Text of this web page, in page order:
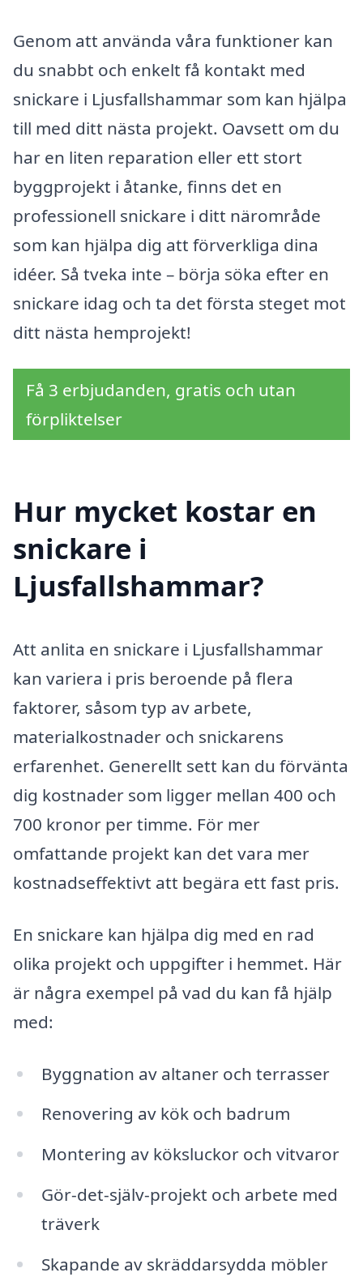
Genom att använda våra funktioner kan
du snabbt och enkelt få kontakt med
snickare i Ljusfallshammar som kan hjälpa
till med ditt nästa projekt. Oavsett om du
har en liten reparation eller ett stort
byggprojekt i åtanke, finns det en
professionell snickare i ditt närområde
som kan hjälpa dig att förverkliga dina
idéer. Så tveka inte – börja söka efter en
snickare idag och ta det första steget mot
ditt nästa hemprojekt!
Få 3 erbjudanden, gratis och utan
förpliktelser
Hur mycket kostar en
snickare i
Ljusfallshammar?
Att anlita en snickare i Ljusfallshammar
kan variera i pris beroende på flera
faktorer, såsom typ av arbete,
materialkostnader och snickarens
erfarenhet. Generellt sett kan du förvänta
dig kostnader som ligger mellan 400 och
700 kronor per timme. För mer
omfattande projekt kan det vara mer
kostnadseffektivt att begära ett fast pris.
En snickare kan hjälpa dig med en rad
olika projekt och uppgifter i hemmet. Här
är några exempel på vad du kan få hjälp
med:
Byggnation av altaner och terrasser
Renovering av kök och badrum
Montering av köksluckor och vitvaror
Gör-det-själv-projekt och arbete med
träverk
Skapande av skräddarsydda möbler